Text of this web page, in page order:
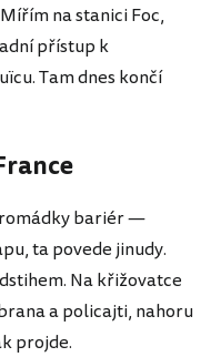
na stanici Foc,
přístup k
Tam dnes končí
bariér —
ta povede jinudy.
Na křižovatce
a policajti, nahoru
projde.